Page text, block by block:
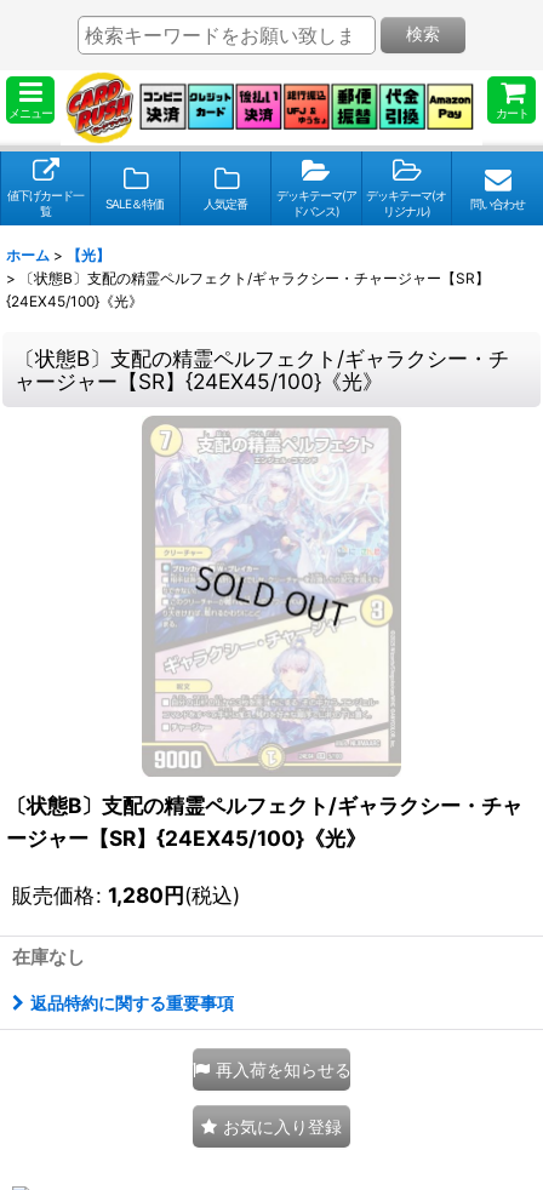
メニュー カート
検索
値下げカード一
覧
SALE＆特価 人気定番
デッキテーマ(ア
ドバンス)
デッキテーマ(オ
リジナル)
問い合わせ
ホーム >
【光】
>
〔状態B〕支配の精霊ペルフェクト/ギャラクシー・チャージャー【SR】
{24EX45/100}《光》
〔状態B〕支配の精霊ペルフェクト/ギャラクシー・チ
ャージャー【SR】{24EX45/100}《光》
〔状態B〕支配の精霊ペルフェクト/ギャラクシー・チャ
ージャー【SR】{24EX45/100}《光》
販売価格: 1,280円(税込)
在庫なし
返品特約に関する重要事項
再入荷を知らせる
お気に入り登録